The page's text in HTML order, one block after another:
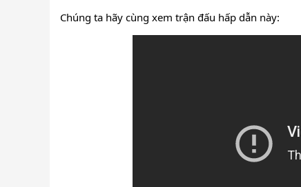
Chúng ta hãy cùng xem trận đấu hấp dẫn này: